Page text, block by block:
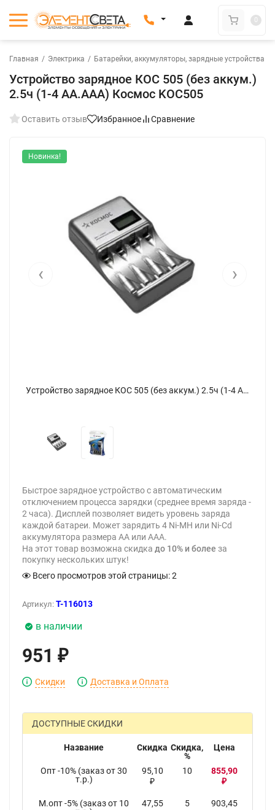
0
Главная / Электрика / Батарейки, аккумуляторы, зарядные устройства
Устройство зарядное КОС 505 (без аккум.)
2.5ч (1-4 АА.ААА) Космос KOC505
Оставить отзыв Избранное Сравнение
Новинка!
Устройство зарядное КОС 505 (без аккум.) 2.5ч (1-4 АА.ААА) Космос KOC505 - фото
‹ ›
Быстрое зарядное устройство с автоматическим
отключением процесса зарядки (среднее время заряда -
2 часа). Дисплей позволяет видеть уровень заряда
каждой батареи. Может зарядить 4 Ni-MH или Ni-Cd
аккумулятора размера АА или ААА.
На этот товар возможна скидка до 10% и более за
покупку нескольких штук!
Всего просмотров этой страницы:2
Артикул: T-116013
в наличии
951 ₽
Скидки Доставка и Оплата
ДОСТУПНЫЕ СКИДКИ
Название Скидка Скидка,
%
Цена
Опт -10% (заказ от 30
т.р.)
95,10
₽
10 855,90
₽
М.опт -5% (заказ от 10
47,55 5 903,45